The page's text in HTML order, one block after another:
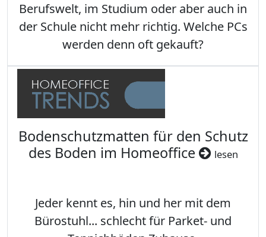
Berufswelt, im Studium oder aber auch in
der Schule nicht mehr richtig. Welche PCs
werden denn oft gekauft?
Bodenschutzmatten für den Schutz
des Boden im Homeoffice
lesen
Jeder kennt es, hin und her mit dem
Bürostuhl... schlecht für Parket- und